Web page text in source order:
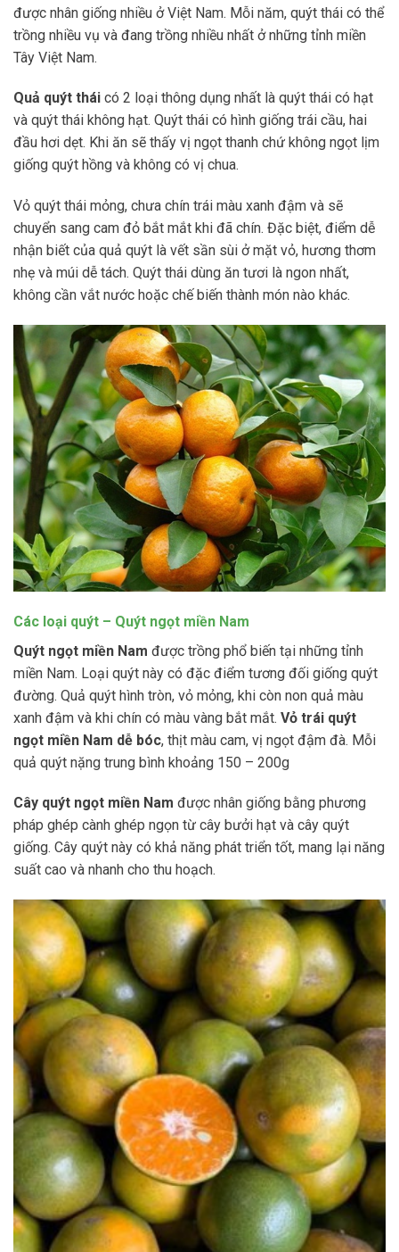
được nhân giống nhiều ở Việt Nam. Mỗi năm, quýt thái có thể
trồng nhiều vụ và đang trồng nhiều nhất ở những tỉnh miền
Tây Việt Nam.
Quả quýt thái có 2 loại thông dụng nhất là quýt thái có hạt
và quýt thái không hạt. Quýt thái có hình giống trái cầu, hai
đầu hơi dẹt. Khi ăn sẽ thấy vị ngọt thanh chứ không ngọt lịm
giống quýt hồng và không có vị chua.
Vỏ quýt thái mỏng, chưa chín trái màu xanh đậm và sẽ
chuyển sang cam đỏ bắt mắt khi đã chín. Đặc biệt, điểm dễ
nhận biết của quả quýt là vết sần sùi ở mặt vỏ, hương thơm
nhẹ và múi dễ tách. Quýt thái dùng ăn tươi là ngon nhất,
không cần vắt nước hoặc chế biến thành món nào khác.
Các loại quýt – Quýt ngọt miền Nam
Quýt ngọt miền Nam được trồng phổ biến tại những tỉnh
miền Nam. Loại quýt này có đặc điểm tương đối giống quýt
đường. Quả quýt hình tròn, vỏ mỏng, khi còn non quả màu
xanh đậm và khi chín có màu vàng bắt mắt. Vỏ trái quýt
ngọt miền Nam dễ bóc, thịt màu cam, vị ngọt đậm đà. Mỗi
quả quýt nặng trung bình khoảng 150 – 200g
Cây quýt ngọt miền Nam được nhân giống bằng phương
pháp ghép cành ghép ngọn từ cây bưởi hạt và cây quýt
giống. Cây quýt này có khả năng phát triển tốt, mang lại năng
suất cao và nhanh cho thu hoạch.